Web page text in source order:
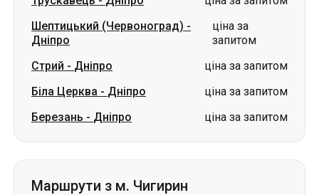
Шептицький (Червоноград) -
Дніпро
ціна за
запитом
Стрий - Дніпро
ціна за запитом
Біла Церква - Дніпро
ціна за запитом
Березань - Дніпро ціна за запитом
Маршрути з м. Чигирин